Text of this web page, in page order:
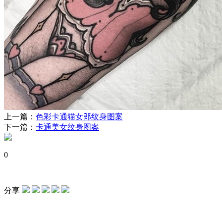
上一篇： 色彩卡通猫女郎纹身图案
下一篇： 卡通美女纹身图案
0
分享